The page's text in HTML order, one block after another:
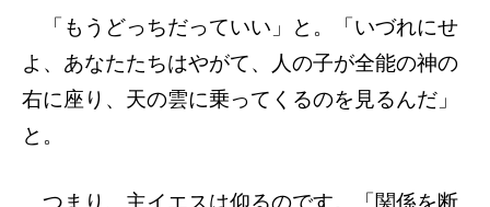
「もうどっちだっていい」と。「いづれにせ
よ、あなたたちはやがて、人の子が全能の神の
右に座り、天の雲に乗ってくるのを見るんだ」
と。